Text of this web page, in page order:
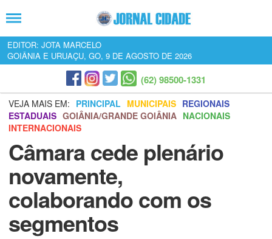
EDITOR: JOTA MARCELO
GOIÂNIA E URUAÇU, GO, 9 DE AGOSTO DE 2026
(62) 98500-1331
VEJA MAIS EM: PRINCIPAL MUNICIPAIS REGIONAIS
ESTADUAIS GOIÂNIA/GRANDE GOIÂNIA NACIONAIS
INTERNACIONAIS
Câmara cede plenário
novamente,
colaborando com os
segmentos